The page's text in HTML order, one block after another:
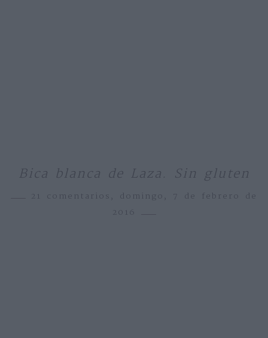
Bica blanca de Laza. Sin gluten
21 comentarios, domingo, 7 de febrero de
2016